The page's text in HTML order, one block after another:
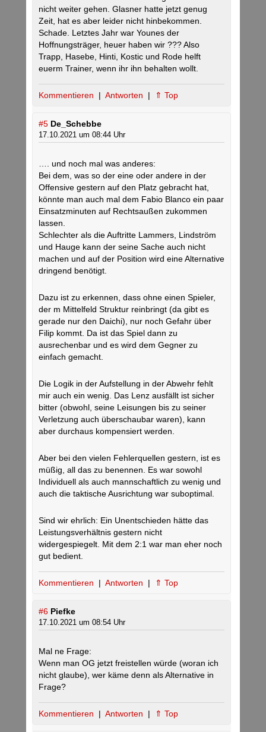
nicht weiter gehen. Glasner hatte jetzt genug
Zeit, hat es aber leider nicht hinbekommen.
Schade. Letztes Jahr war Younes der
Hoffnungsträger, heuer haben wir ??? Also
Trapp, Hasebe, Hinti, Kostic und Rode helft
euerm Trainer, wenn ihr ihn behalten wollt.
Kommentieren | Antworten | ⇑ Top
#5 De_Schebbe
17.10.2021 um 08:44 Uhr
…. und noch mal was anderes:
Bei dem, was so der eine oder andere in der
Offensive gestern auf den Platz gebracht hat,
könnte man auch mal dem Fabio Blanco ein paar
Einsatzminuten auf Rechtsaußen zukommen
lassen.
Schlechter als die Auftritte Lammers, Lindström
und Hauge kann der seine Sache auch nicht
machen und auf der Position wird eine Alternative
dringend benötigt.
Dazu ist zu erkennen, dass ohne einen Spieler,
der m Mittelfeld Struktur reinbringt (da gibt es
gerade nur den Daichi), nur noch Gefahr über
Filip kommt. Da ist das Spiel dann zu
ausrechenbar und es wird dem Gegner zu
einfach gemacht.
Die Logik in der Aufstellung in der Abwehr fehlt
mir auch ein wenig. Das Lenz ausfällt ist sicher
bitter (obwohl, seine Leisungen bis zu seiner
Verletzung auch überschaubar waren), kann
aber durchaus kompensiert werden.
Aber bei den vielen Fehlerquellen gestern, ist es
müßig, all das zu benennen. Es war sowohl
Individuell als auch mannschaftlich zu wenig und
auch die taktische Ausrichtung war suboptimal.
Sind wir ehrlich: Ein Unentschieden hätte das
Leistungsverhältnis gestern nicht
widergespiegelt. Mit dem 2:1 war man eher noch
gut bedient.
Kommentieren | Antworten | ⇑ Top
#6 Piefke
17.10.2021 um 08:54 Uhr
Mal ne Frage:
Wenn man OG jetzt freistellen würde (woran ich
nicht glaube), wer käme denn als Alternative in
Frage?
Kommentieren | Antworten | ⇑ Top